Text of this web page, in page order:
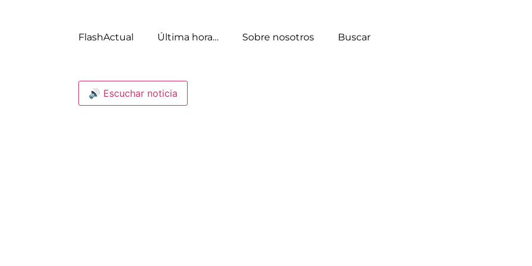
FlashActual Última hora… Sobre nosotros Buscar
🔊 Escuchar noticia